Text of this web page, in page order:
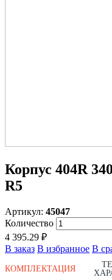
Корпус 404R
R5
Артикул: 45047
Количество
4 395.29 ₽
В заказ В избранное В
КОМПЛЕКТАЦИЯ